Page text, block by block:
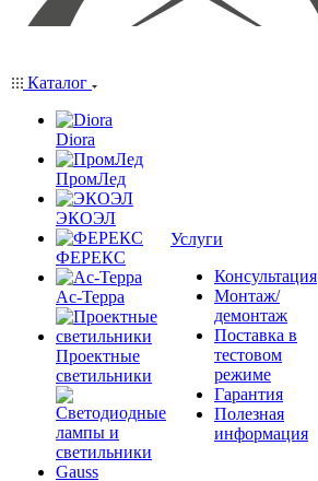
Каталог
Diora
ПромЛед
ЭКОЭЛ
ФЕРЕКС
Ас-Терра
Проектные
светильники
Услуги
Консультация
Монтаж/
демонтаж
Поставка в
тестовом
режиме
Гарантия
Полезная
информация